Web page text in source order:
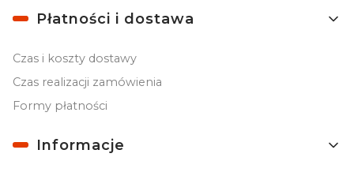
Płatności i dostawa
Czas i koszty dostawy
Czas realizacji zamówienia
Formy płatności
Informacje